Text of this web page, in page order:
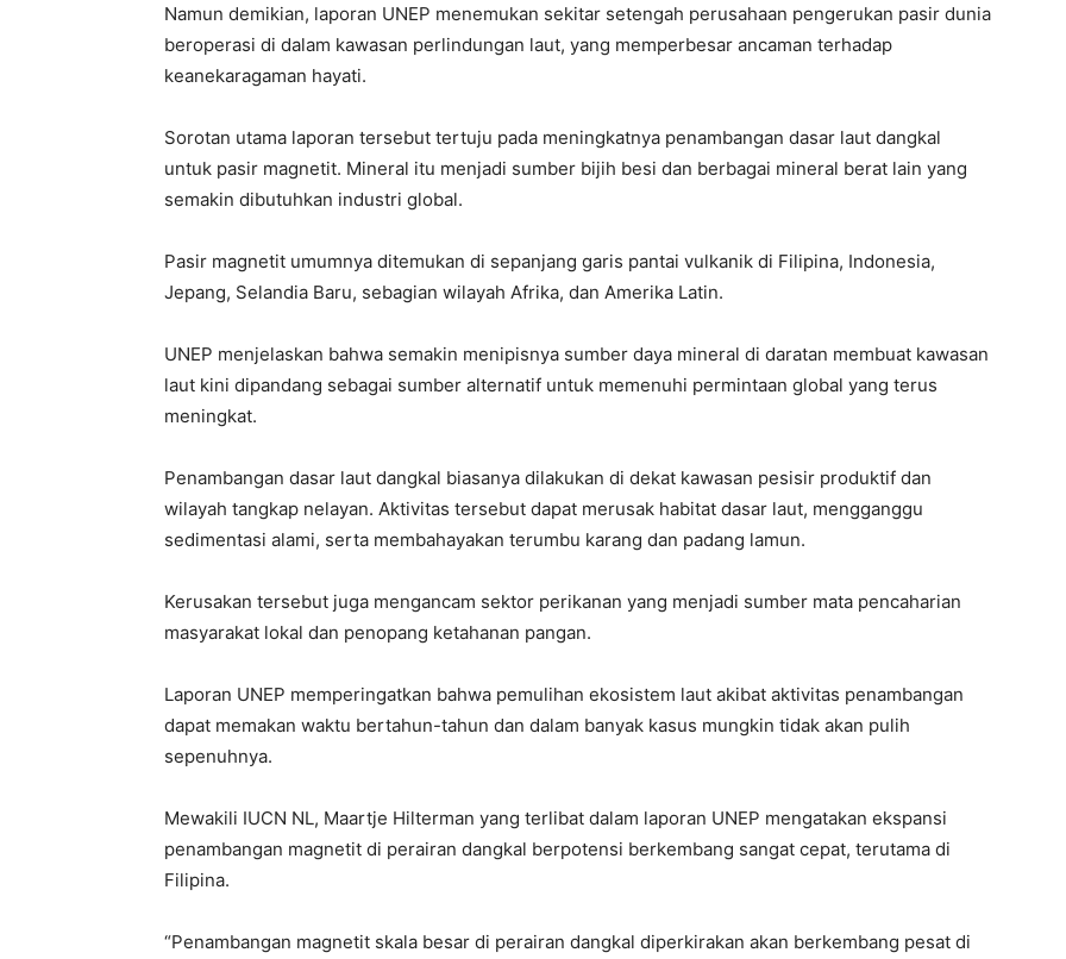
Namun demikian, laporan UNEP menemukan sekitar setengah perusahaan pengerukan pasir dunia
beroperasi di dalam kawasan perlindungan laut, yang memperbesar ancaman terhadap
keanekaragaman hayati.
Sorotan utama laporan tersebut tertuju pada meningkatnya penambangan dasar laut dangkal
untuk pasir magnetit. Mineral itu menjadi sumber bijih besi dan berbagai mineral berat lain yang
semakin dibutuhkan industri global.
Pasir magnetit umumnya ditemukan di sepanjang garis pantai vulkanik di Filipina, Indonesia,
Jepang, Selandia Baru, sebagian wilayah Afrika, dan Amerika Latin.
UNEP menjelaskan bahwa semakin menipisnya sumber daya mineral di daratan membuat kawasan
laut kini dipandang sebagai sumber alternatif untuk memenuhi permintaan global yang terus
meningkat.
Penambangan dasar laut dangkal biasanya dilakukan di dekat kawasan pesisir produktif dan
wilayah tangkap nelayan. Aktivitas tersebut dapat merusak habitat dasar laut, mengganggu
sedimentasi alami, serta membahayakan terumbu karang dan padang lamun.
Kerusakan tersebut juga mengancam sektor perikanan yang menjadi sumber mata pencaharian
masyarakat lokal dan penopang ketahanan pangan.
Laporan UNEP memperingatkan bahwa pemulihan ekosistem laut akibat aktivitas penambangan
dapat memakan waktu bertahun-tahun dan dalam banyak kasus mungkin tidak akan pulih
sepenuhnya.
Mewakili IUCN NL, Maartje Hilterman yang terlibat dalam laporan UNEP mengatakan ekspansi
penambangan magnetit di perairan dangkal berpotensi berkembang sangat cepat, terutama di
Filipina.
“Penambangan magnetit skala besar di perairan dangkal diperkirakan akan berkembang pesat di